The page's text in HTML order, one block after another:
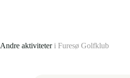
Andre aktiviteter i Furesø Golfklub